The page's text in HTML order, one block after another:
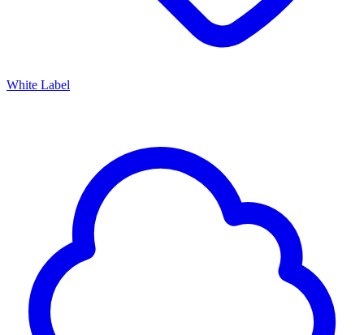
White Label